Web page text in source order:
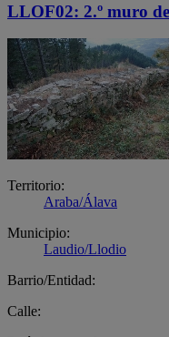
LLOF02: 2.º muro
Territorio:
Araba/Álava
Municipio:
Laudio/Llodio
Barrio/Entidad:
Calle: